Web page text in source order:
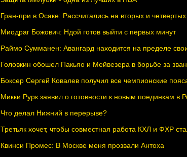
Гран-при в Осаке: Рассчитались на вторых и четвертых
Миодраг Божович: Ндой готов выйти с первых минут
Раймо Сумманен: Авангард находится на пределе
Головкин обошел Пакьяо и Мейвезера в борьбе за
Боксер Сергей Ковалев получил все чемпионские
Микки Рурк заявил о готовности к новым поединкам в
Что делал Нижний в перерыве?
Третьяк хочет, чтобы совместная работа КХЛ и ФХР
Квинси Промес: В Москве меня прозвали Антоха